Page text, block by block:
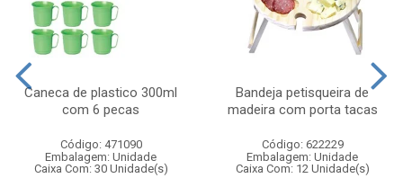
Caneca de plastico 300ml
com 6 pecas
Código: 471090
Embalagem: Unidade
Caixa Com: 30 Unidade(s)
Bandeja petisqueira de
madeira com porta tacas
Código: 622229
Embalagem: Unidade
Caixa Com: 12 Unidade(s)